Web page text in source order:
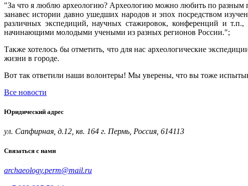
"За что я люблю археологию? Археологию можно любить по разным
занавес истории давно ушедших народов и эпох посредством
различных экспедиций, научных стажировок, конференций и
начинающими молодыми учеными из разных регионов России.";
Также хотелось бы отметить, что для нас археологические
жизни в городе.
Вот так ответили наши волонтеры! Мы уверены, что вы тоже
Все новости
Юридический адрес
ул. Сапфирная, д.12, кв. 164 г. Пермь, Россия, 614113
Связаться с нами
archaeology.perm@mail.ru